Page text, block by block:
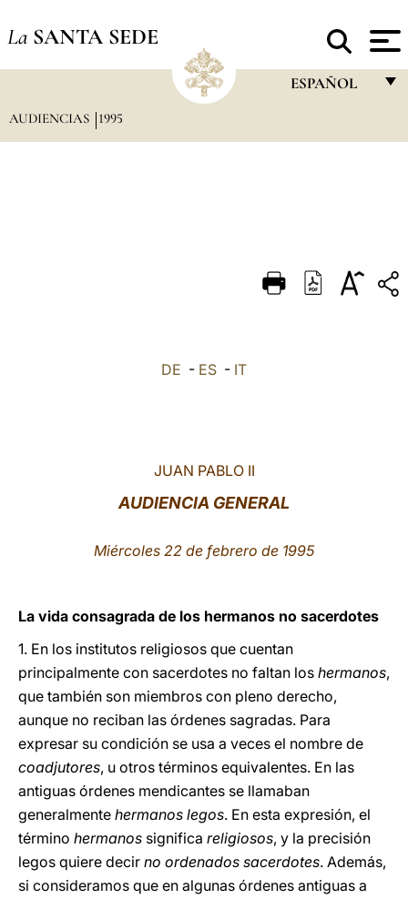
La SANTA SEDE
ESPAÑOL
DEUTSCH
AUDIENCIAS 1995
DE - ES - IT
JUAN PABLO II
AUDIENCIA GENERAL
Miércoles 22 de febrero de 1995
La vida consagrada de los hermanos no sacerdotes
1. En los institutos religiosos que cuentan
principalmente con sacerdotes no faltan los hermanos,
que también son miembros con pleno derecho,
aunque no reciban las órdenes sagradas. Para
expresar su condición se usa a veces el nombre de
coadjutores, u otros términos equivalentes. En las
antiguas órdenes mendicantes se llamaban
generalmente hermanos legos. En esta expresión, el
término hermanos significa religiosos, y la precisión
legos quiere decir no ordenados sacerdotes. Además,
si consideramos que en algunas órdenes antiguas a